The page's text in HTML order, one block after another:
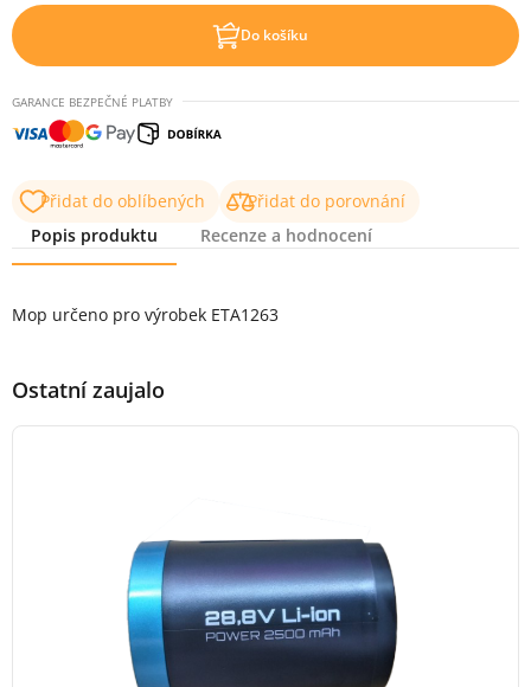
Do košíku
GARANCE BEZPEČNÉ PLATBY
Přidat do oblíbených
Přidat do porovnání
Popis produktu
Recenze a hodnocení
Mop určeno pro výrobek ETA1263
Ostatní zaujalo